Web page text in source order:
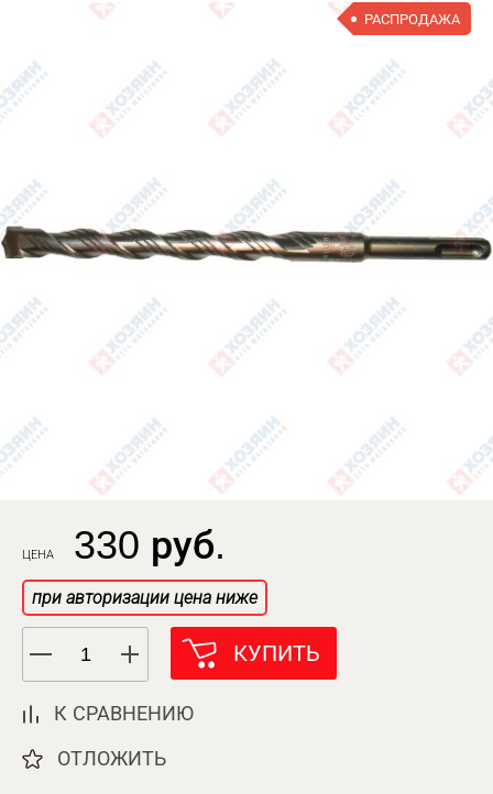
РАСПРОДАЖА
ЦЕНА 330 руб.
при авторизации цена ниже
КУПИТЬ
К СРАВНЕНИЮ
ОТЛОЖИТЬ